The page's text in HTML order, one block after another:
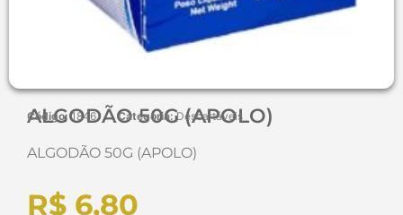
ALGODÃO 50G (APOLO)
Código:1846 Categoria: Descartáveis
ALGODÃO 50G (APOLO)
R$ 6,80